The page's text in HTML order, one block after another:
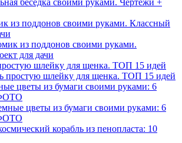
из поддонов своими руками. Классный
шлейку для щенка. ТОП 15 идей
цветы из бумаги своими руками: 6
корабль из пенопласта: 10